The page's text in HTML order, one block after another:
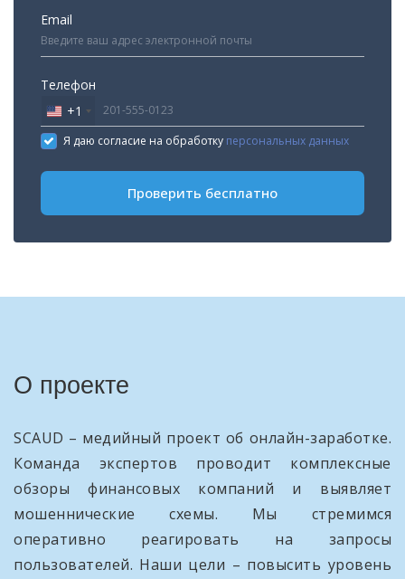
Email
Телефон
United
States
+1
+1
Я даю согласие на обработку персональных данных
Проверить бесплатно
О проекте
SCAUD – медийный проект об онлайн-заработке.
Команда экспертов проводит комплексные
обзоры финансовых компаний и выявляет
мошеннические схемы. Мы стремимся
оперативно реагировать на запросы
пользователей. Наши цели – повысить уровень